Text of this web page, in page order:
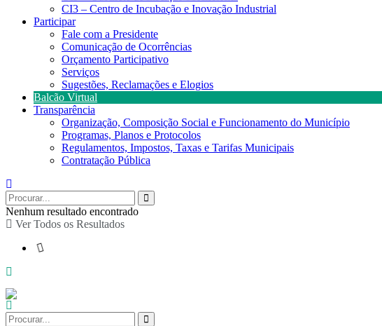
CI3 – Centro de Incubação e Inovação Industrial
Participar
Fale com a Presidente
Comunicação de Ocorrências
Orçamento Participativo
Serviços
Sugestões, Reclamações e Elogios
Balcão Virtual
Transparência
Organização, Composição Social e Funcionamento do Município
Programas, Planos e Protocolos
Regulamentos, Impostos, Taxas e Tarifas Municipais
Contratação Pública
Nenhum resultado encontrado
Ver Todos os Resultados